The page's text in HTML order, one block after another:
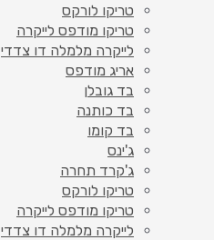
טריקו לורקס
טריקו מודפס לייקרה
לייקרה מלמלה דו צדדי
אריג מודפס
בד גובלן
בד כותנה
בד קומו
ג'ינס
ג'קרד תחרה
טריקו לורקס
טריקו מודפס לייקרה
לייקרה מלמלה דו צדדי